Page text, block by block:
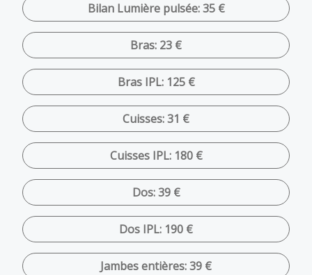
Bilan Lumière pulsée: 35 €
Bras: 23 €
Bras IPL: 125 €
Cuisses: 31 €
Cuisses IPL: 180 €
Dos: 39 €
Dos IPL: 190 €
Jambes entières: 39 €